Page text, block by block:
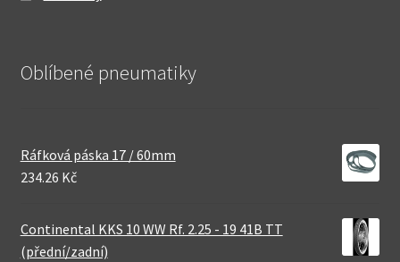
Oblíbené pneumatiky
Ráfková páska 17 / 60mm
234.26 Kč
Continental KKS 10 WW Rf. 2.25 - 19 41B TT
(přední/zadní)